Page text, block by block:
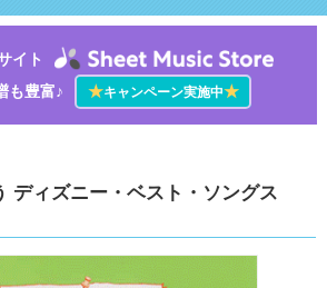
イト
も豊富♪
★キャンペーン実施中★
ディズニー・ベスト・ソングス